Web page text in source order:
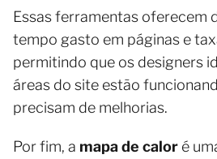
Essas ferramentas oferecem
tempo gasto em páginas e
permitindo que os designers
áreas do site estão
precisam de melhorias.
Por fim, a mapa de calor é